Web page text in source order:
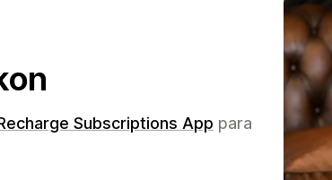
Subscriptions App para